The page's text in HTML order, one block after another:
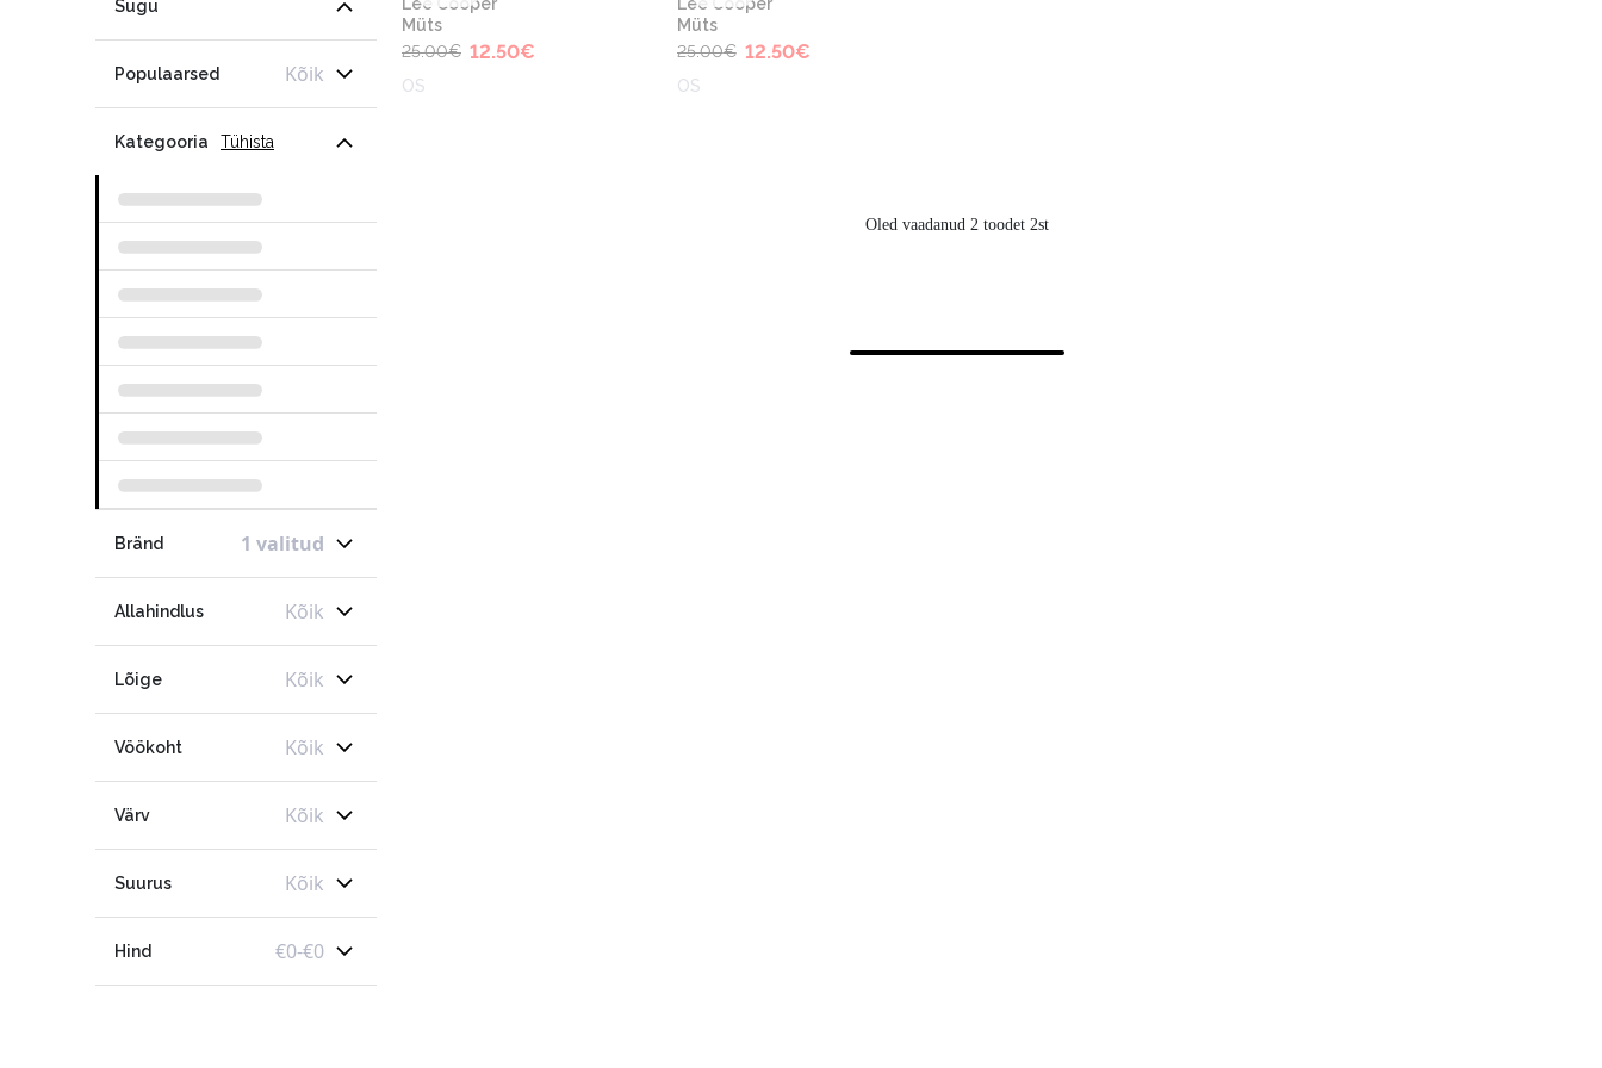
Sugu
Populaarsed Kõik
Kategooria Tühista
Bränd 1 valitud
Allahindlus Kõik
Lõige Kõik
Vöökoht Kõik
Värv Kõik
Suurus Kõik
Hind €0-€0
Müts
25.00€ 12.50€
OS
Müts
25.00€ 12.50€
OS
Oled vaadanud 2 toodet 2st